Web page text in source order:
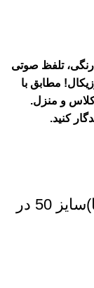
تلفظ صوتی
مطابق با
کلاس و منزل.
کنید.
لوح تصويری معلم (بخش نشانه ها)سایز 50 در